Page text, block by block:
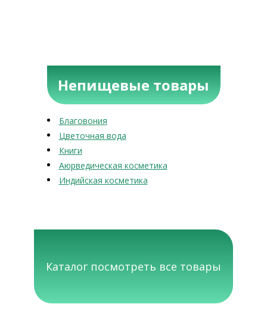
Непищевые товары
Благовония
Цветочная вода
Книги
Аюрведическая косметика
Индийская косметика
Каталог посмотреть все товары